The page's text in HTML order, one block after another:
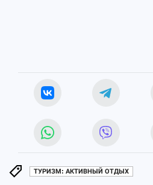
ТУРИЗМ: АКТИВНЫЙ ОТДЫХ